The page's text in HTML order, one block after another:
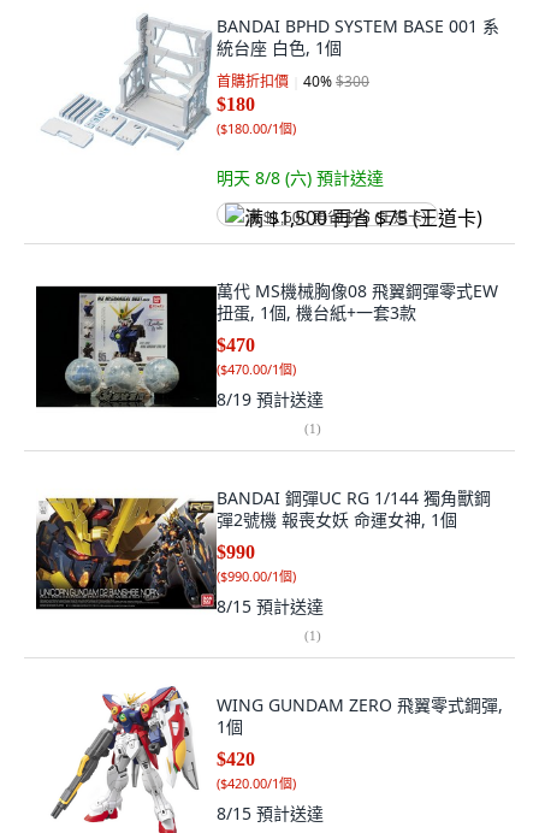
BANDAI BPHD SYSTEM BASE 001 系
統台座 白色, 1個
首購折扣價 40%$300
$180
($180.00/1個)
明天 8/8 (六) 預計送達
满 $1,500 再省 $75 (王道卡)
萬代 MS機械胸像08 飛翼鋼彈零式EW
扭蛋, 1個, 機台紙+一套3款
$470
($470.00/1個)
8/19 預計送達
(1)
BANDAI 鋼彈UC RG 1/144 獨角獸鋼
彈2號機 報喪女妖 命運女神, 1個
$990
($990.00/1個)
8/15 預計送達
(1)
WING GUNDAM ZERO 飛翼零式鋼彈,
1個
$420
($420.00/1個)
8/15 預計送達